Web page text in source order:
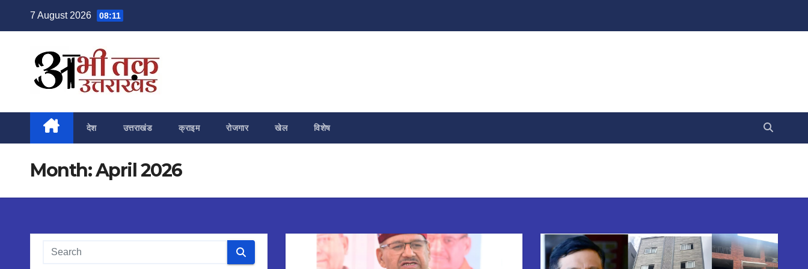
7 August 2026 08:11
देश उत्तराखंड क्राइम रोजगार खेल विशेष
Month:April 2026